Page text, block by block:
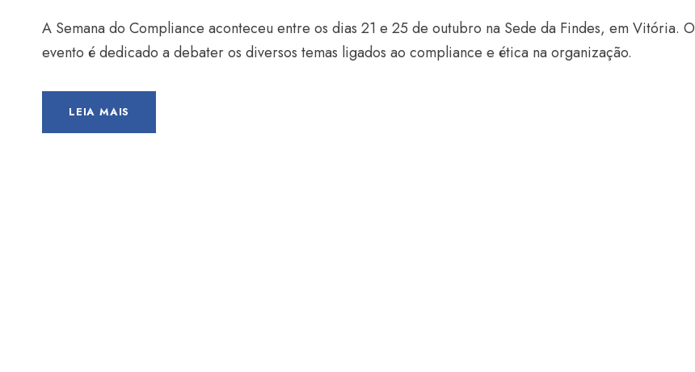
A Semana do Compliance aconteceu entre os dias 21 e 25 de outubro na Sede da Findes, em Vitória. O
evento é dedicado a debater os diversos temas ligados ao compliance e ética na organização.
LEIA MAIS